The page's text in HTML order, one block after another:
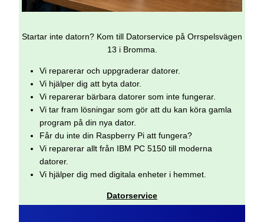
Startar inte datorn? Kom till Datorservice på Orrspelsvägen
13 i Bromma.
Vi reparerar och uppgraderar datorer.
Vi hjälper dig att byta dator.
Vi reparerar bärbara datorer som inte fungerar.
Vi tar fram lösningar som gör att du kan köra gamla
program på din nya dator.
Får du inte din Raspberry Pi att fungera?
Vi reparerar allt från IBM PC 5150 till moderna
datorer.
Vi hjälper dig med digitala enheter i hemmet.
Datorservice